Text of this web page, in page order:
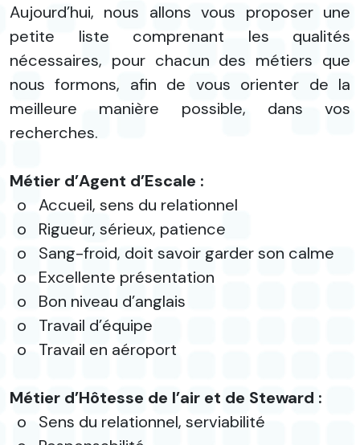
Aujourd’hui, nous allons vous proposer une
petite liste comprenant les qualités
nécessaires, pour chacun des métiers que
nous formons, afin de vous orienter de la
meilleure manière possible, dans vos
recherches.
Métier d’Agent d’Escale :
o
Accueil, sens du relationnel
o
Rigueur, sérieux, patience
o
Sang-froid, doit savoir garder son calme
o
Excellente présentation
o
Bon niveau d’anglais
o
Travail d’équipe
o
Travail en aéroport
Métier d’Hôtesse de l’air et de Steward :
o
Sens du relationnel, serviabilité